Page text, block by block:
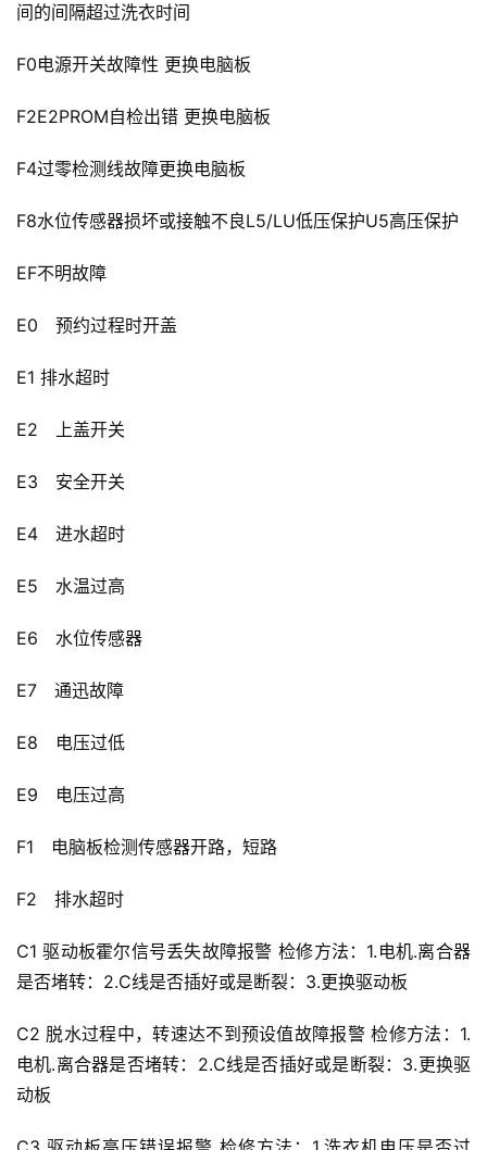
间的间隔超过洗衣时间
F0电源开关故障性 更换电脑板
F2E2PROM自检出错 更换电脑板
F4过零检测线故障更换电脑板
F8水位传感器损坏或接触不良L5/LU低压保护U5高压保护
EF不明故障
E0　预约过程时开盖
E1 排水超时
E2　上盖开关
E3　安全开关
E4　进水超时
E5　水温过高
E6　水位传感器
E7　通迅故障
E8　电压过低
E9　电压过高
F1　电脑板检测传感器开路，短路
F2　排水超时
C1 驱动板霍尔信号丢失故障报警 检修方法：1.电机.离合器
是否堵转：2.C线是否插好或是断裂：3.更换驱动板
C2 脱水过程中，转速达不到预设值故障报警 检修方法：1.
电机.离合器是否堵转：2.C线是否插好或是断裂：3.更换驱
动板